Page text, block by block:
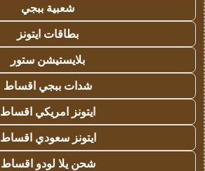
شعبية ببجي
بطاقات ايتونز
بلايستيشن ستور
شدات ببجي اقساط
ايتونز امريكي اقساط
ايتونز سعودي اقساط
شحن يلا لودو اقساط